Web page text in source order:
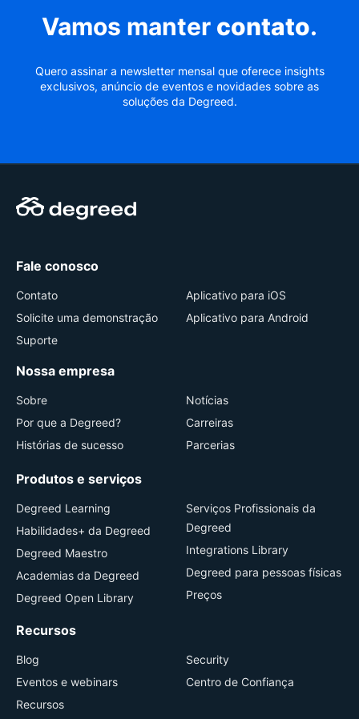
Vamos manter contato.
Quero assinar a newsletter mensal que oferece insights
exclusivos, anúncio de eventos e novidades sobre as
soluções da Degreed.
Fale conosco
Contato
Solicite uma demonstração
Suporte
Aplicativo para iOS
Aplicativo para Android
Nossa empresa
Sobre
Por que a Degreed?
Histórias de sucesso
Notícias
Carreiras
Parcerias
Produtos e serviços
Degreed Learning
Habilidades+ da Degreed
Degreed Maestro
Academias da Degreed
Degreed Open Library
Serviços Profissionais da
Degreed
Integrations Library
Degreed para pessoas físicas
Preços
Recursos
Blog
Eventos e webinars
Recursos
Security
Centro de Confiança